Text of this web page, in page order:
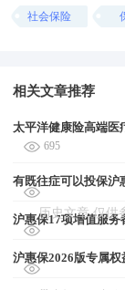
社会保险
相关文章推荐
太平洋健康险高端医
695
有既往症可以投保沪
沪惠保17项增值服务
沪惠保2026版专属